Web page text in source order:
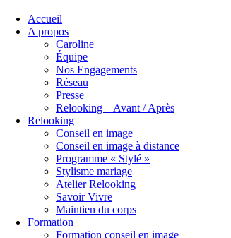
Accueil
A propos
Caroline
Équipe
Nos Engagements
Réseau
Presse
Relooking – Avant / Après
Relooking
Conseil en image
Conseil en image à distance
Programme « Stylé »
Stylisme mariage
Atelier Relooking
Savoir Vivre
Maintien du corps
Formation
Formation conseil en image